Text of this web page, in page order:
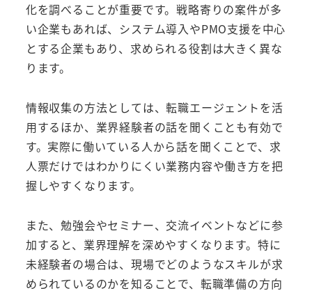
化を調べることが重要です。戦略寄りの案件が多
い企業もあれば、システム導入やPMO支援を中心
とする企業もあり、求められる役割は大きく異な
ります。
情報収集の方法としては、転職エージェントを活
用するほか、業界経験者の話を聞くことも有効で
す。実際に働いている人から話を聞くことで、求
人票だけではわかりにくい業務内容や働き方を把
握しやすくなります。
また、勉強会やセミナー、交流イベントなどに参
加すると、業界理解を深めやすくなります。特に
未経験者の場合は、現場でどのようなスキルが求
められているのかを知ることで、転職準備の方向